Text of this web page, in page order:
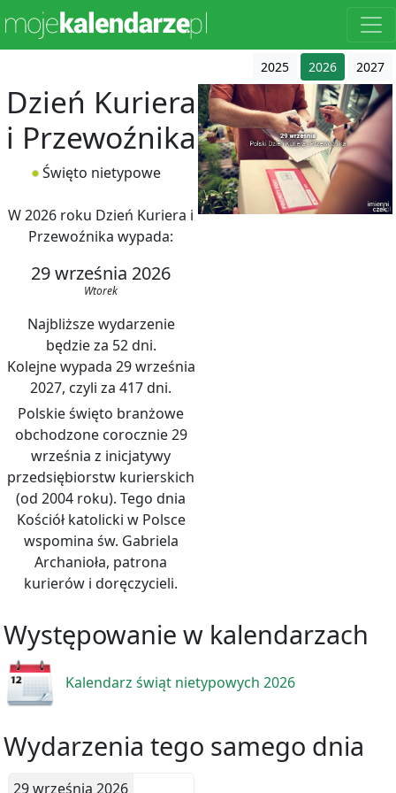
2025 2026 2027
Dzień Kuriera
i Przewoźnika
Święto nietypowe
W 2026 roku Dzień Kuriera i
Przewoźnika wypada:
29 września 2026
Wtorek
Najbliższe wydarzenie
będzie za 52 dni.
Kolejne wypada 29 września
2027, czyli za 417 dni.
Polskie święto branżowe
obchodzone corocznie 29
września z inicjatywy
przedsiębiorstw kurierskich
(od 2004 roku). Tego dnia
Kościół katolicki w Polsce
wspomina św. Gabriela
Archanioła, patrona
kurierów i doręczycieli.
Występowanie w kalendarzach
Kalendarz świąt nietypowych 2026
Wydarzenia tego samego dnia
29 września 2026